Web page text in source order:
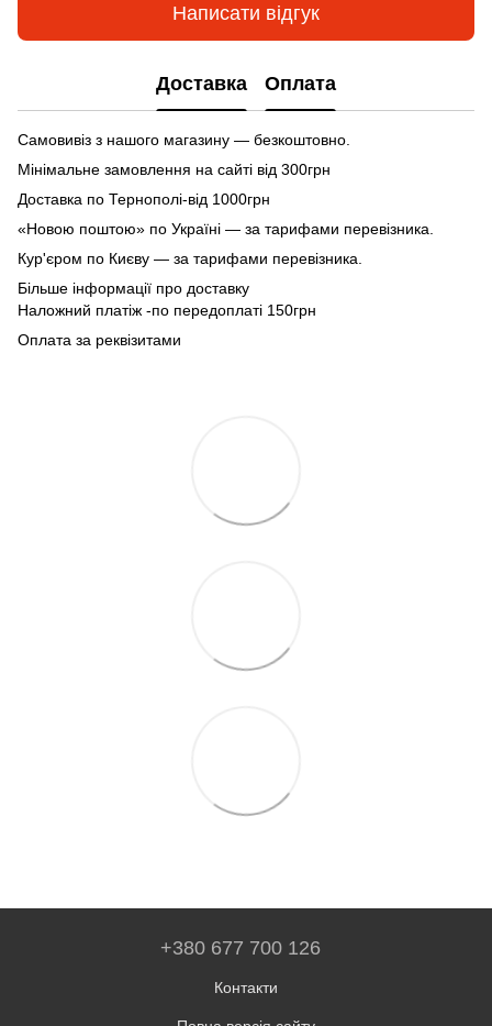
Написати відгук
Доставка Оплата
Самовивіз з нашого магазину — безкоштовно.
Мінімальне замовлення на сайті від 300грн
Доставка по Тернополі-від 1000грн
«Новою поштою» по Україні — за тарифами перевізника.
Кур'єром по Києву — за тарифами перевізника.
Більше інформації про доставку
Наложний платіж -по передоплаті 150грн
Оплата за реквізитами
+380 677 700 126
Контакти